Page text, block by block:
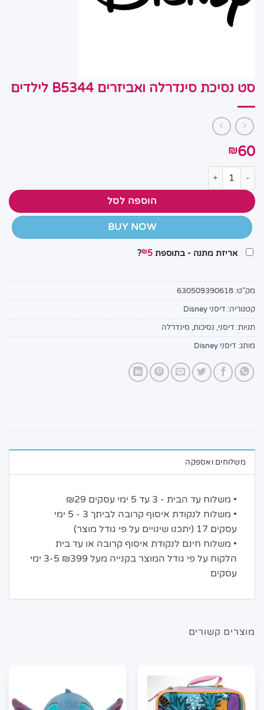
סט נסיכת סינדרלה ואביזרים B5344 לילדים
₪60
כמות של סט נסיכת סינדרלה ואביזרים B5344 לילדים
הוספה לסל
BUY NOW
אריזת מתנה - בתוספת ₪5
?
מק"ט: 630509390618
קטגוריה: דיסני Disney
תגיות: דיסני, נסיכות, סינדרלה
מותג: דיסני Disney
משלוחים ואספקה
• משלוח עד הבית - 3 עד 5 ימי עסקים ₪29
• משלוח לנקודת איסוף קרובה לביתך 3 - 5 ימי
עסקים 17 (יתכנו שינויים על פי גודל מוצר)
• משלוח חינם לנקודת איסוף קרובה או עד בית
הלקוח על פי גודל המוצר בקנייה מעל ₪399 3-5 ימי
עסקים
מוצרים קשורים